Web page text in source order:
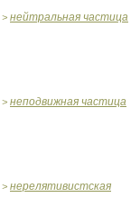
> нейтральная частица
> неподвижная частица
> нерелятивистская